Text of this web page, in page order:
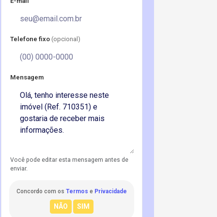
Telefone fixo (opcional)
Mensagem
Você pode editar esta mensagem antes de
enviar.
Concordo com os Termos e Privacidade